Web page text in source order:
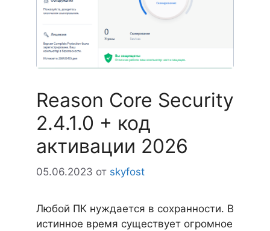
Reason Core Security
2.4.1.0 + код
активации 2026
05.06.2023 от skyfost
Любой ПК нуждается в сохранности. В
истинное время существует огромное